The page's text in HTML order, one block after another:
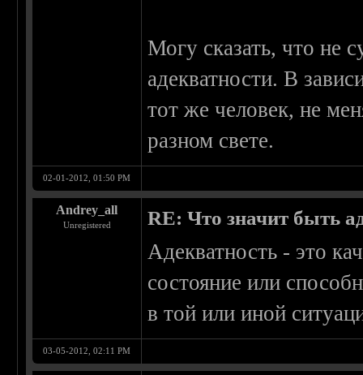
Могу сказать, что не
адекватности. В
тот же человек, не
разном свете.
02-01-2012, 01:50 PM
Andrey_all
Unregistered RE: Что значит быть
Адекватность - это
состояние или
в той или иной
03-05-2012, 02:11 PM